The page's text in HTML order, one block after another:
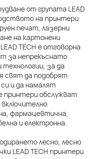
от групата LEAD
на принтери
печат, лазерни
на картонени
TECH е отговорна
за непрекъснато
за да
свят да подобрят
и да намалят
принтери обслужват
включително
фармацевтична,
и електронна.
лесно, лесно
LEAD TECH принтери